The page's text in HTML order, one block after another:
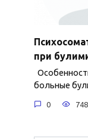
при
больные
0 748